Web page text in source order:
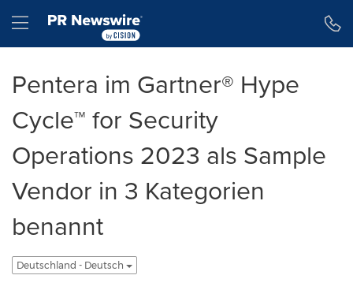
Hamburger menu
Pentera im Gartner® Hype
Cycle™ for Security
Operations 2023 als Sample
Vendor in 3 Kategorien
benannt
Deutschland - Deutsch